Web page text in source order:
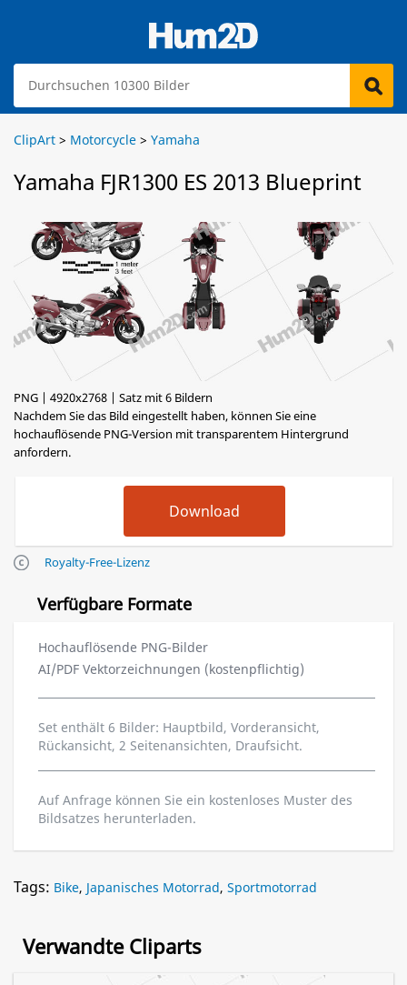
ClipArt > Motorcycle > Yamaha
Yamaha FJR1300 ES 2013 Blueprint
PNG | 4920x2768 | Satz mit 6 Bildern
Nachdem Sie das Bild eingestellt haben, können Sie eine
hochauflösende PNG-Version mit transparentem Hintergrund
anfordern.
Royalty-Free-Lizenz
Verfügbare Formate
Hochauflösende PNG-Bilder
AI/PDF Vektorzeichnungen (kostenpflichtig)
Set enthält 6 Bilder: Hauptbild, Vorderansicht,
Rückansicht, 2 Seitenansichten, Draufsicht.
Auf Anfrage können Sie ein kostenloses Muster des
Bildsatzes herunterladen.
Tags: Bike, Japanisches Motorrad, Sportmotorrad
Verwandte Cliparts